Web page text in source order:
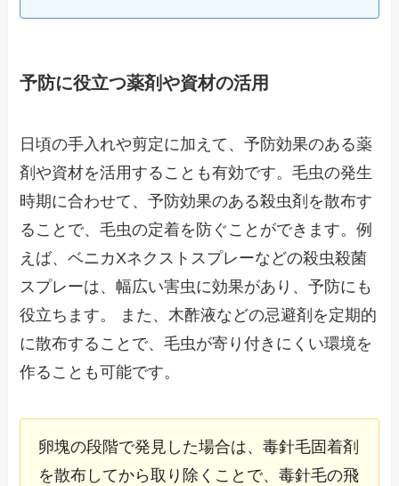
予防に役立つ薬剤や資材の活用
日頃の手入れや剪定に加えて、予防効果のある薬
剤や資材を活用することも有効です。毛虫の発生
時期に合わせて、予防効果のある殺虫剤を散布す
ることで、毛虫の定着を防ぐことができます。例
えば、ベニカXネクストスプレーなどの殺虫殺菌
スプレーは、幅広い害虫に効果があり、予防にも
役立ちます。 また、木酢液などの忌避剤を定期的
に散布することで、毛虫が寄り付きにくい環境を
作ることも可能です。
卵塊の段階で発見した場合は、毒針毛固着剤
を散布してから取り除くことで、毒針毛の飛